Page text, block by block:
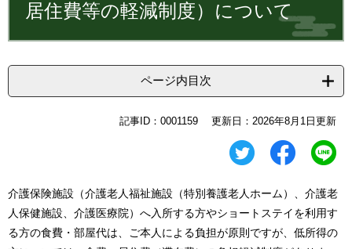
居住費等の軽減制度）について
ページ内目次
記事ID：0001159 更新日：2026年8月1日更新
介護保険施設（介護老人福祉施設（特別養護老人ホーム）、介護老
人保健施設、介護医療院）へ入所する方やショートステイを利用す
る方の食費・部屋代は、ご本人による負担が原則ですが、低所得の